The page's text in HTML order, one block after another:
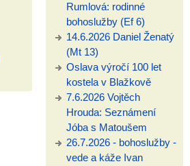
Rumlová: rodinné
bohoslužby (Ef 6)
14.6.2026 Daniel Ženatý
(Mt 13)
Oslava výročí 100 let
kostela v Blažkově
7.6.2026 Vojtěch
Hrouda: Seznámení
Jóba s Matoušem
26.7.2026 - bohoslužby -
vede a káže Ivan